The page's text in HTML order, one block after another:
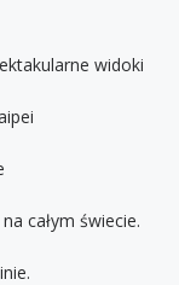
widoki
całym świecie.